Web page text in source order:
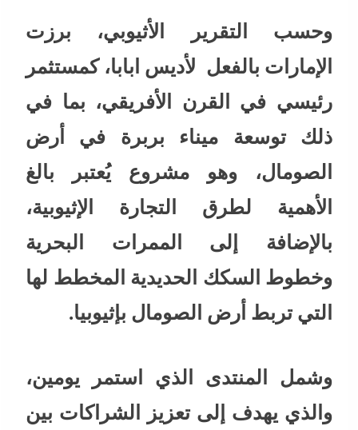
وحسب التقرير الأثيوبي، برزت
الإمارات بالفعل لأديس ابابا، كمستثمر
رئيسي في القرن الأفريقي، بما في
ذلك توسعة ميناء بربرة في أرض
الصومال، وهو مشروع يُعتبر بالغ
الأهمية لطرق التجارة الإثيوبية،
بالإضافة إلى الممرات البحرية
وخطوط السكك الحديدية المخطط لها
التي تربط أرض الصومال بإثيوبيا.
وشمل المنتدى الذي استمر يومين،
والذي يهدف إلى تعزيز الشراكات بين